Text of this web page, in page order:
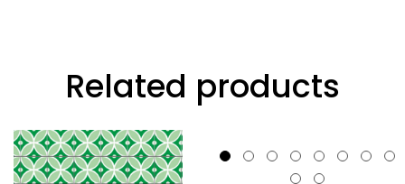
Related products